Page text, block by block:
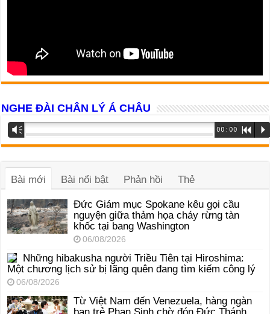
NGHE ĐÀI CHÂN LÝ Á CHÂU
Trình
phát
Vm 00:00 R P
Bài mới Bài nổi bật Phản hồi Thẻ
Đức Giám mục Spokane kêu gọi cầu
nguyện giữa thảm họa cháy rừng tàn
khốc tại bang Washington
06/08/2026
Những hibakusha người Triều Tiên tại Hiroshima:
Một chương lịch sử bị lãng quên đang tìm kiếm công lý
06/08/2026
Từ Việt Nam đến Venezuela, hàng ngàn